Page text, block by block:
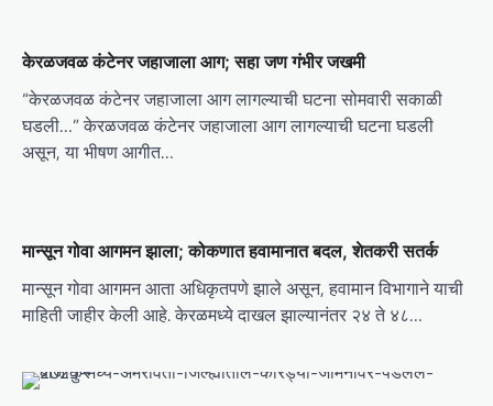
i
g
a
t
केरळजवळ कंटेनर जहाजाला आग; सहा जण गंभीर जखमी
“केरळजवळ कंटेनर जहाजाला आग लागल्याची घटना सोमवारी सकाळी
घडली…” केरळजवळ कंटेनर जहाजाला आग लागल्याची घटना घडली
असून, या भीषण आगीत…
मान्सून गोवा आगमन झाला; कोकणात हवामानात बदल, शेतकरी सतर्क
मान्सून गोवा आगमन आता अधिकृतपणे झाले असून, हवामान विभागाने याची
माहिती जाहीर केली आहे. केरळमध्ये दाखल झाल्यानंतर २४ ते ४८…